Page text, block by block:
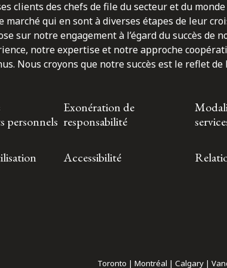
clients des chefs de file du secteur et du
marché qui en sont à diverses étapes de leur
sur notre engagement à l’égard du succès de
notre expertise et notre approche
Nous croyons que notre succès est le reflet
personnels
Exonération de
responsabilité
Accessibilité
Toronto | Montréal | Calgary |